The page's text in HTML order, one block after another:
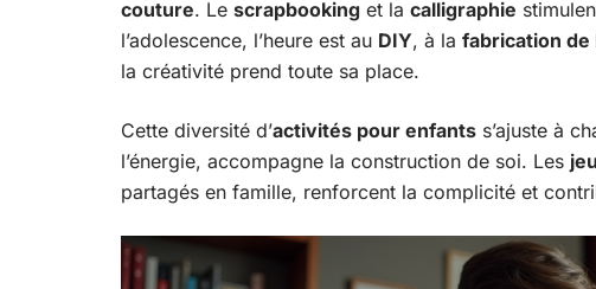
couture. Le scrapbooking et la calligraphie
l’adolescence, l’heure est au DIY, à la fabrication de
la créativité prend toute sa place.
Cette diversité d’activités pour enfants s’ajuste à
l’énergie, accompagne la construction de soi. Les
partagés en famille, renforcent la complicité et